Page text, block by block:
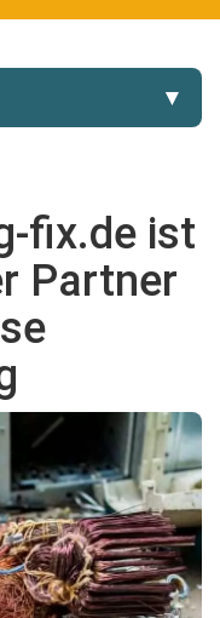
▼
fix.de ist
Partner